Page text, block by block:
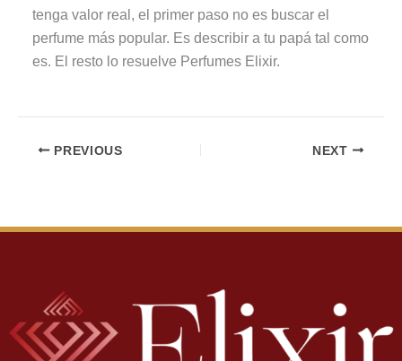
tenga valor real, el primer paso no es buscar el
perfume más popular. Es describir a tu papá tal como
es. El resto lo resuelve Perfumes Elixir.
PREVIOUS NEXT